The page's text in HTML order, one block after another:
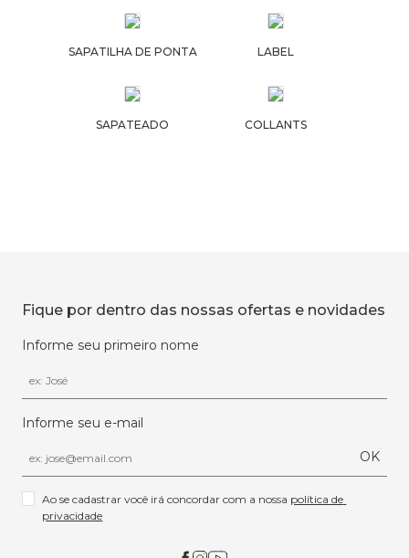
SAPATILHA DE PONTA LABEL
SAPATEADO COLLANTS
Fique por dentro das nossas ofertas e novidades
Informe seu primeiro nome
Informe seu e-mail
OK
Ao se cadastrar você irá concordar com a nossa política de
privacidade